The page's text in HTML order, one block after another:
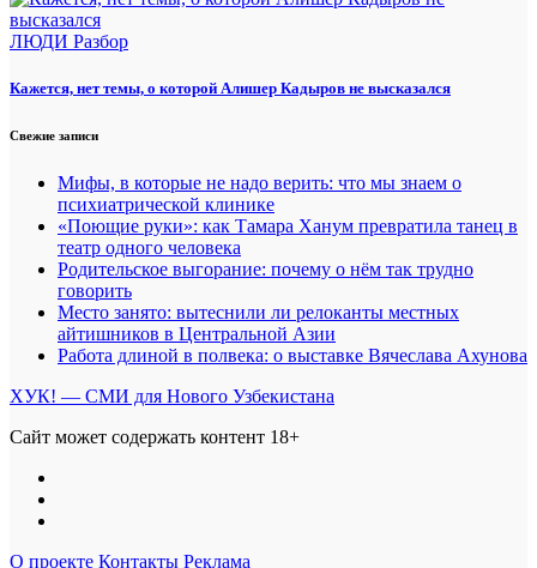
ЛЮДИ Разбор
Кажется, нет темы, о которой Алишер Кадыров не высказался
Свежие записи
Мифы, в которые не надо верить: что мы знаем о
психиатрической клинике
«Поющие руки»: как Тамара Ханум превратила танец в
театр одного человека
Родительское выгорание: почему о нём так трудно
говорить
Место занято: вытеснили ли релоканты местных
айтишников в Центральной Азии
Работа длиной в полвека: о выставке Вячеслава Ахунова
ХУК! — СМИ для Нового Узбекистана
Сайт может содержать контент 18+
О проекте Контакты Реклама